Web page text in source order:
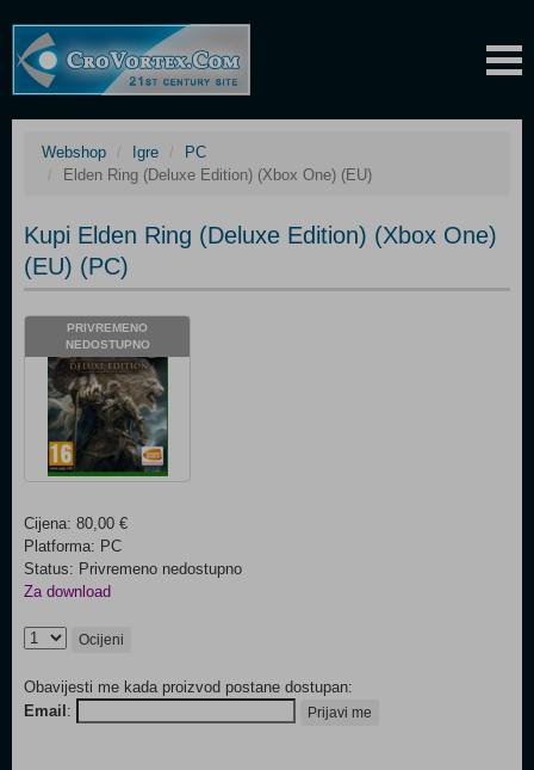
Webshop Igre
PC
Elden Ring (Deluxe Edition) (Xbox One) (EU)
Kupi Elden Ring (Deluxe Edition) (Xbox One)
(EU) (PC)
PRIVREMENO
NEDOSTUPNO
Cijena: 80,00 €
Platforma: PC
Status: Privremeno nedostupno
Za download
Ocijeni
Obavijesti me kada proizvod postane dostupan:
Email : Prijavi me